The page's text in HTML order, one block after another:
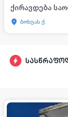
ქირავდება
ბოხუას ქ.